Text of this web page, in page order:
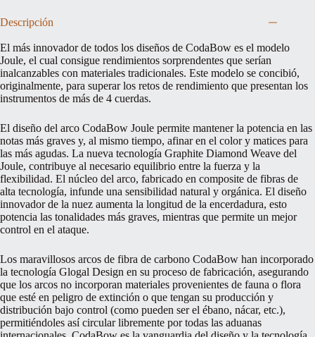
Descripción
El más innovador de todos los diseños de CodaBow es el modelo
Joule, el cual consigue rendimientos sorprendentes que serían
inalcanzables con materiales tradicionales. Este modelo se concibió,
originalmente, para superar los retos de rendimiento que presentan los
instrumentos de más de 4 cuerdas.
El diseño del arco CodaBow Joule permite mantener la potencia en las
notas más graves y, al mismo tiempo, afinar en el color y matices para
las más agudas. La nueva tecnología Graphite Diamond Weave del
Joule, contribuye al necesario equilibrio entre la fuerza y la
flexibilidad. El núcleo del arco, fabricado en composite de fibras de
alta tecnología, infunde una sensibilidad natural y orgánica. El diseño
innovador de la nuez aumenta la longitud de la encerdadura, esto
potencia las tonalidades más graves, mientras que permite un mejor
control en el ataque.
Los maravillosos arcos de fibra de carbono CodaBow han incorporado
la tecnología Glogal Design en su proceso de fabricación, asegurando
que los arcos no incorporan materiales provenientes de fauna o flora
que esté en peligro de extinción o que tengan su producción y
distribución bajo control (como pueden ser el ébano, nácar, etc.),
permitiéndoles así circular libremente por todas las aduanas